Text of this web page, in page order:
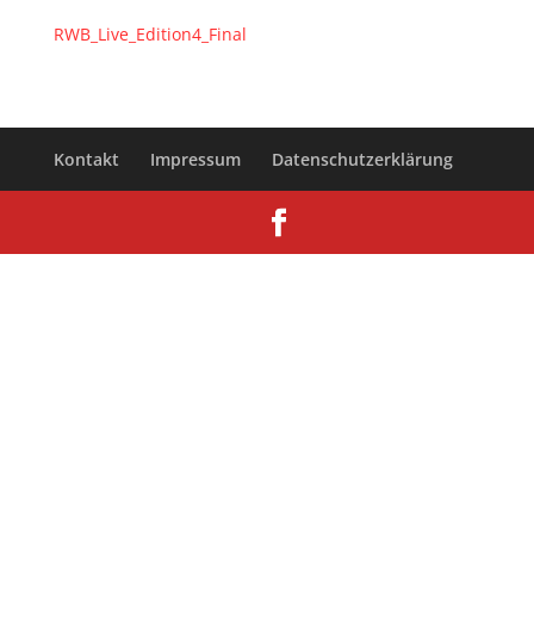
RWB_Live_Edition4_Final
Kontakt Impressum Datenschutzerklärung